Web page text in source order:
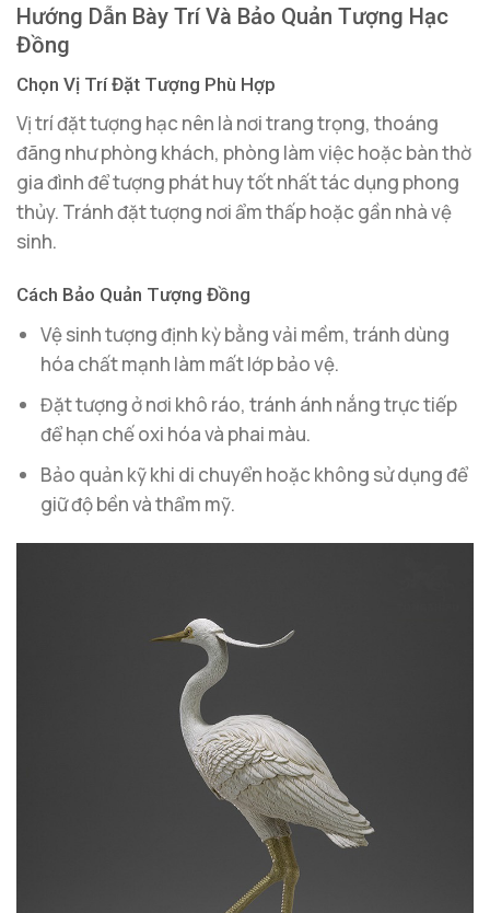
Hướng Dẫn Bày Trí Và Bảo Quản Tượng Hạc
Đồng
Chọn Vị Trí Đặt Tượng Phù Hợp
Vị trí đặt tượng hạc nên là nơi trang trọng, thoáng
đãng như phòng khách, phòng làm việc hoặc bàn thờ
gia đình để tượng phát huy tốt nhất tác dụng phong
thủy. Tránh đặt tượng nơi ẩm thấp hoặc gần nhà vệ
sinh.
Cách Bảo Quản Tượng Đồng
Vệ sinh tượng định kỳ bằng vải mềm, tránh dùng
hóa chất mạnh làm mất lớp bảo vệ.
Đặt tượng ở nơi khô ráo, tránh ánh nắng trực tiếp
để hạn chế oxi hóa và phai màu.
Bảo quản kỹ khi di chuyển hoặc không sử dụng để
giữ độ bền và thẩm mỹ.